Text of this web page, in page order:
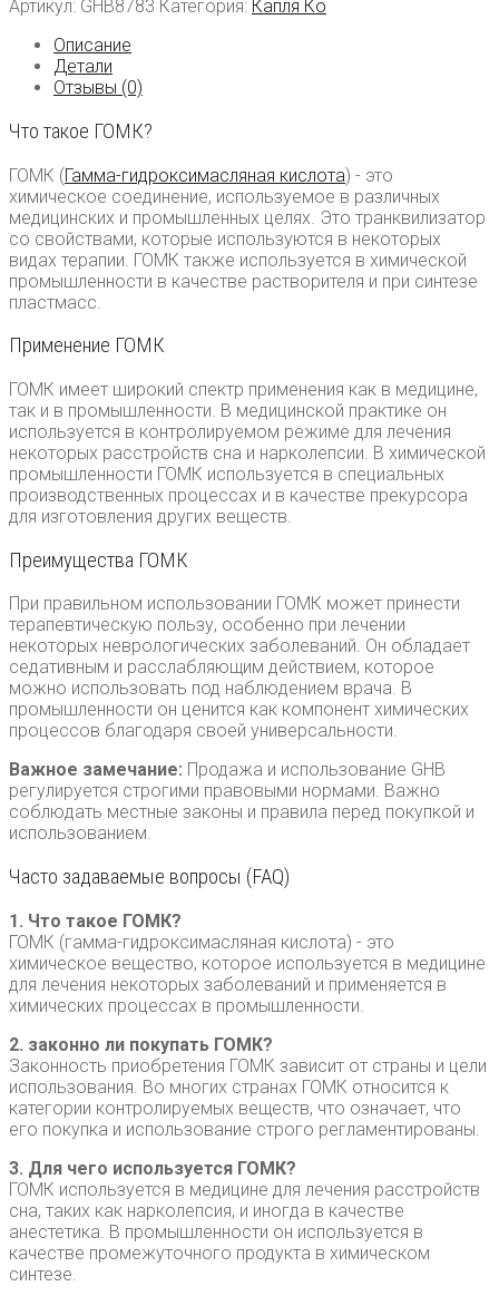
Kaufen
Артикул: GHB8783 Категория: Капля Ко
Описание
Детали
Отзывы (0)
Что такое ГОМК?
ГОМК (Гамма-гидроксимасляная кислота) - это
химическое соединение, используемое в различных
медицинских и промышленных целях. Это транквилизатор
со свойствами, которые используются в некоторых
видах терапии. ГОМК также используется в химической
промышленности в качестве растворителя и при синтезе
пластмасс.
Применение ГОМК
ГОМК имеет широкий спектр применения как в медицине,
так и в промышленности. В медицинской практике он
используется в контролируемом режиме для лечения
некоторых расстройств сна и нарколепсии. В химической
промышленности ГОМК используется в специальных
производственных процессах и в качестве прекурсора
для изготовления других веществ.
Преимущества ГОМК
При правильном использовании ГОМК может принести
терапевтическую пользу, особенно при лечении
некоторых неврологических заболеваний. Он обладает
седативным и расслабляющим действием, которое
можно использовать под наблюдением врача. В
промышленности он ценится как компонент химических
процессов благодаря своей универсальности.
Важное замечание: Продажа и использование GHB
регулируется строгими правовыми нормами. Важно
соблюдать местные законы и правила перед покупкой и
использованием.
Часто задаваемые вопросы (FAQ)
1. Что такое ГОМК?
ГОМК (гамма-гидроксимасляная кислота) - это
химическое вещество, которое используется в медицине
для лечения некоторых заболеваний и применяется в
химических процессах в промышленности.
2. законно ли покупать ГОМК?
Законность приобретения ГОМК зависит от страны и цели
использования. Во многих странах ГОМК относится к
категории контролируемых веществ, что означает, что
его покупка и использование строго регламентированы.
3. Для чего используется ГОМК?
ГОМК используется в медицине для лечения расстройств
сна, таких как нарколепсия, и иногда в качестве
анестетика. В промышленности он используется в
качестве промежуточного продукта в химическом
синтезе.